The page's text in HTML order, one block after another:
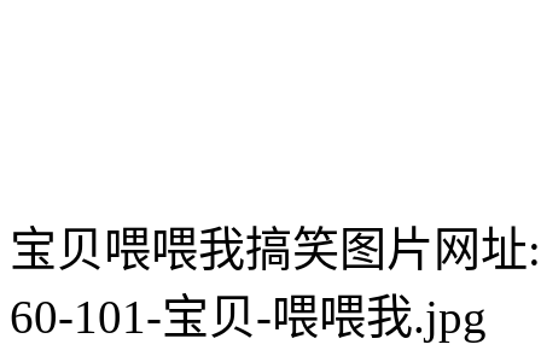
宝贝喂喂我搞笑图片网址
60-101-宝贝-喂喂我.jpg